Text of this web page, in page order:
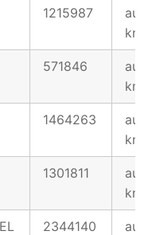
1215987
au
km
571846
au
km
1464263
au
km
1301811
au
km
2344140
au